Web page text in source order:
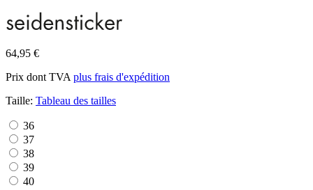
64,95 €
Prix dont TVA plus frais d'expédition
Taille: Tableau des tailles
36
37
38
39
40